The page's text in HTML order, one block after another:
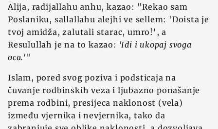
Alija, radijallahu anhu, kazao: "Rekao sam
Poslaniku, sallallahu alejhi ve sellem: 'Doista je
tvoj amidža, zalutali starac, umro!', a
Resulullah je na to kazao: 'Idi i ukopaj svoga
oca.'"
Islam, pored svog poziva i podsticaja na
čuvanje rodbinskih veza i ljubazno ponašanje
prema rodbini, presijeca naklonost (vela)
između vjernika i nevjernika, tako da